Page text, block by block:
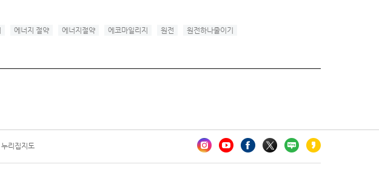
에너지 절약 에너지절약 에코마일리지 원전
원전하나줄이기
누리집지도